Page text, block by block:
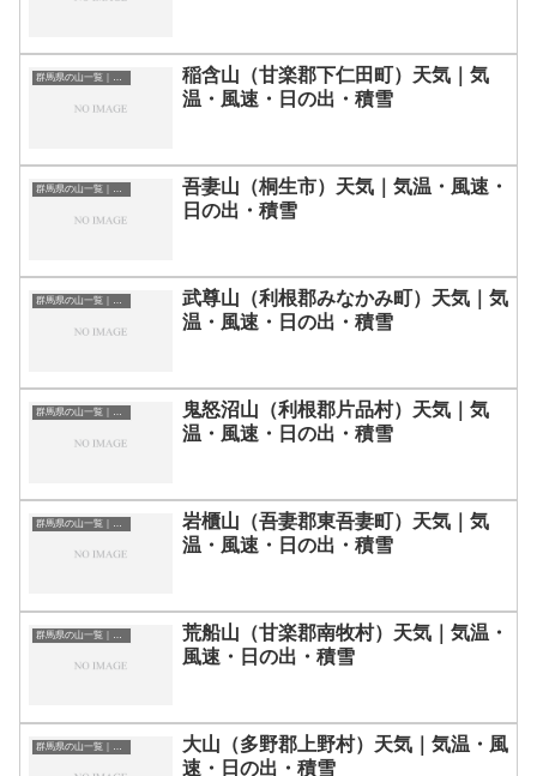
群馬県の山一覧｜標高順・標高の高い山ランキング
稲含山（甘楽郡下仁田町）天気｜気
温・風速・日の出・積雪
群馬県の山一覧｜標高順・標高の高い山ランキング
吾妻山（桐生市）天気｜気温・風速・
日の出・積雪
群馬県の山一覧｜標高順・標高の高い山ランキング
武尊山（利根郡みなかみ町）天気｜気
温・風速・日の出・積雪
群馬県の山一覧｜標高順・標高の高い山ランキング
鬼怒沼山（利根郡片品村）天気｜気
温・風速・日の出・積雪
群馬県の山一覧｜標高順・標高の高い山ランキング
岩櫃山（吾妻郡東吾妻町）天気｜気
温・風速・日の出・積雪
荒船山（甘楽郡南牧村）天気｜気温・
風速・日の出・積雪
大山（多野郡上野村）天気｜気温・風
速・日の出・積雪